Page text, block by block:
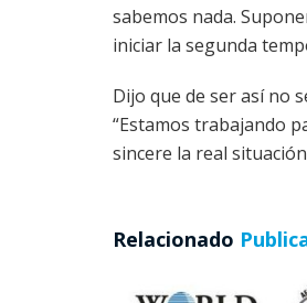
sabemos nada.
iniciar la segunda
Dijo que de ser así no
“Estamos trabajando
sincere la real
Relacionado